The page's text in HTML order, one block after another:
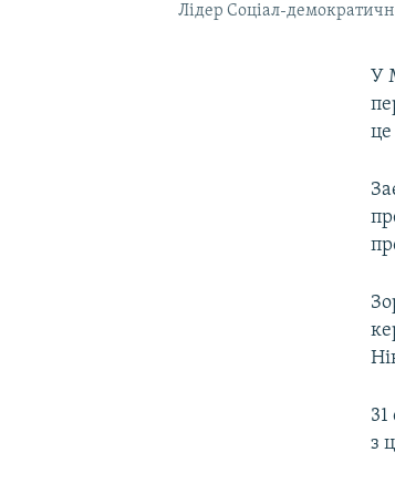
Лідер Соціал-
У
це
31
з